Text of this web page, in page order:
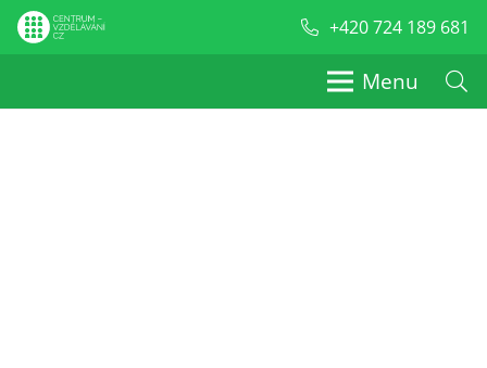
+420 724 189 681
Menu